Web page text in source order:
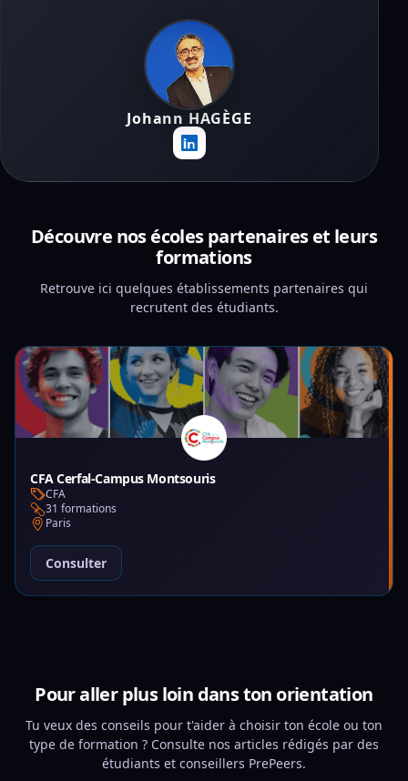
Johann HAGÈGE
Découvre nos écoles partenaires et leurs
formations
Retrouve ici quelques établissements partenaires qui
recrutent des étudiants.
CFA Cerfal-Campus Montsouris
CFA
31 formations
Paris
Consulter
Pour aller plus loin dans ton orientation
Tu veux des conseils pour t'aider à choisir ton école ou ton
type de formation ? Consulte nos articles rédigés par des
étudiants et conseillers PrePeers.